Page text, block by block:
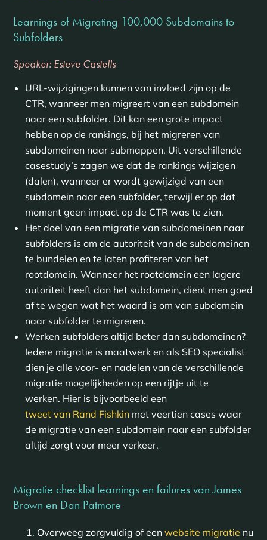
Learnings of Migrating 100,000 Subdomains to
Subfolders
Speaker: Esteve Castells
URL-wijzigingen kunnen van invloed zijn op de
CTR, wanneer men migreert van een subdomein
naar een subfolder. Dit kan een grote impact
hebben op de rankings, bij het migreren van
subdomeinen naar submappen. Uit verschillende
casestudy’s zagen we dat de rankings wijzigen
(dalen), wanneer er wordt gewijzigd van een
subdomein naar een subfolder, terwijl er op dat
moment geen impact op de CTR was te zien.
Het doel van een migratie van subdomeinen naar
subfolders is om de autoriteit van de subdomeinen
te bundelen en te laten profiteren van het
rootdomein. Wanneer het rootdomein een lagere
autoriteit heeft dan het subdomein, dient men goed
af te wegen wat het waard is om van subdomein
naar subfolder te migreren.
Werken subfolders altijd beter dan subdomeinen?
Iedere migratie is maatwerk en als SEO specialist
dien je alle voor- en nadelen van de verschillende
migratie mogelijkheden op een rijtje uit te
werken. Hier is bijvoorbeeld een
tweet van Rand Fishkinmet veertien cases waar
de migratie van een subdomein naar een subfolder
altijd zorgt voor meer verkeer.
Migratie checklist learnings en failures van James
Brown en Dan Patmore
Overweeg zorgvuldig of een website migratie nu